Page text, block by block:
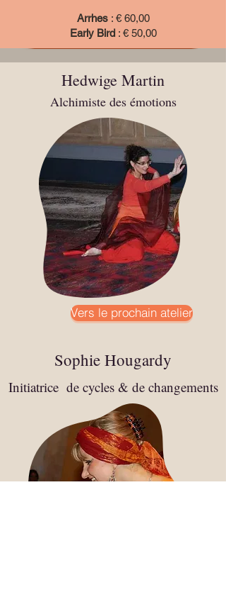
Arrhes: € 60,00
Early Bird: € 50,00
Hedwige Martin
Alchimiste des émotions
Vers le prochain atelier
Sophie Hougardy
Initiatrice de cycles & de changements